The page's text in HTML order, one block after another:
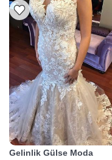
Gelinlik Gülse Moda